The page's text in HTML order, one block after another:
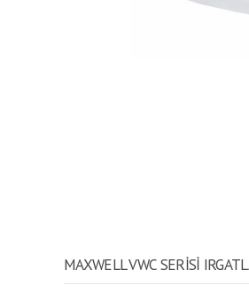
MAXWELL VWC SERISI